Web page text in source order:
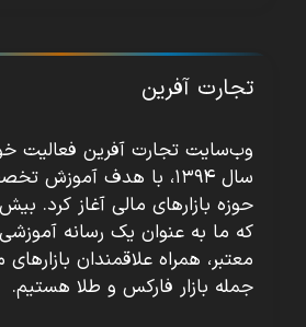
تجارت آفرین
وب‌سایت تجارت آفرین فعالیت
سال ۱۳۹۴، با هدف آموزش
حوزه بازارهای مالی آغاز کرد.
که ما به عنوان یک رسانه
معتبر، همراه علاقمندان بازارهای
جمله بازار فارکس و طلا هستیم.